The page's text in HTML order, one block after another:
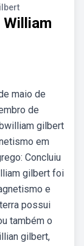
William
maio de
de
gilbert
em
Concluiu
gilbert foi
e
possui
também o
gilbert,